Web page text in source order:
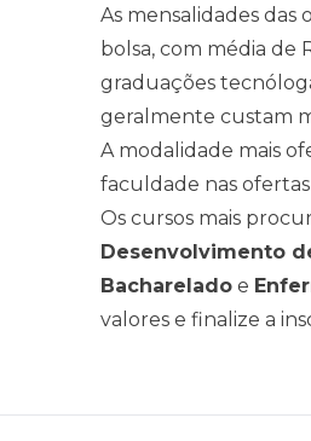
As mensalidades das
bolsa, com média de
graduações
geralmente custam
A modalidade mais
faculdade nas ofertas
Os cursos mais
Desenvolvimento
Bacharelado e
valores e finalize a